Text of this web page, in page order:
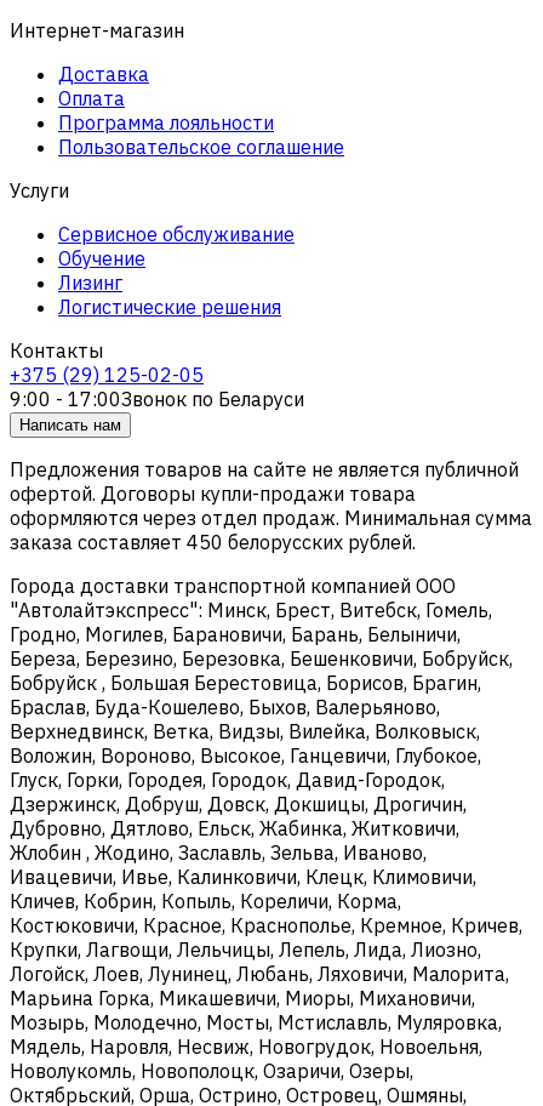
Интернет-магазин
Доставка
Оплата
Программа лояльности
Пользовательское соглашение
Услуги
Сервисное обслуживание
Обучение
Лизинг
Логистические решения
Контакты
+375 (29) 125-02-05
9:00 - 17:00Звонок по Беларуси
Написать нам
Предложения товаров на сайте не является публичной
офертой. Договоры купли-продажи товара
оформляются через отдел продаж. Минимальная сумма
заказа составляет 450 белорусских рублей.
Города доставки транспортной компанией ООО
"Автолайтэкспресс": Минск, Брест, Витебск, Гомель,
Гродно, Могилев, Барановичи, Барань, Белыничи,
Береза, Березино, Березовка, Бешенковичи, Бобруйск,
Бобруйск , Большая Берестовица, Борисов, Брагин,
Браслав, Буда-Кошелево, Быхов, Валерьяново,
Верхнедвинск, Ветка, Видзы, Вилейка, Волковыск,
Воложин, Вороново, Высокое, Ганцевичи, Глубокое,
Глуск, Горки, Городея, Городок, Давид-Городок,
Дзержинск, Добруш, Довск, Докшицы, Дрогичин,
Дубровно, Дятлово, Ельск, Жабинка, Житковичи,
Жлобин , Жодино, Заславль, Зельва, Иваново,
Ивацевичи, Ивье, Калинковичи, Клецк, Климовичи,
Кличев, Кобрин, Копыль, Кореличи, Корма,
Костюковичи, Красное, Краснополье, Кремное, Кричев,
Крупки, Лагвощи, Лельчицы, Лепель, Лида, Лиозно,
Логойск, Лоев, Лунинец, Любань, Ляховичи, Малорита,
Марьина Горка, Микашевичи, Миоры, Михановичи,
Мозырь, Молодечно, Мосты, Мстиславль, Муляровка,
Мядель, Наровля, Несвиж, Новогрудок, Новоельня,
Новолукомль, Новополоцк, Озаричи, Озеры,
Октябрьский, Орша, Острино, Островец, Ошмяны,